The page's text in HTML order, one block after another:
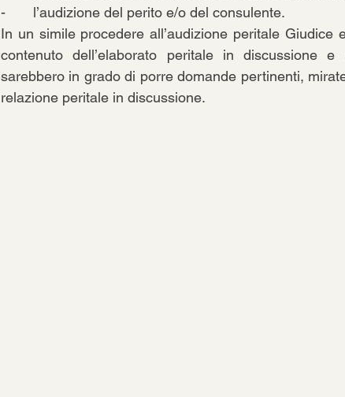
-       l’audizione del perito e/o del consulente.
In un simile procedere all’audizione peritale Giudice
contenuto dell’elaborato peritale in discussione
sarebbero in grado di porre domande pertinenti,
relazione peritale in discussione.